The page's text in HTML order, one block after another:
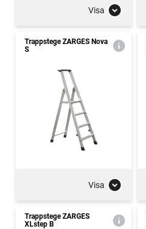
Visa
Trappstege ZARGES Nova
S
Visa
Trappstege ZARGES
XLstep B